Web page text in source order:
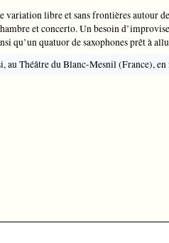
variation libre et sans frontières
et concerto. Un besoin
qu’un quatuor de saxophones prêt
au Théâtre du Blanc-Mesnil (France),